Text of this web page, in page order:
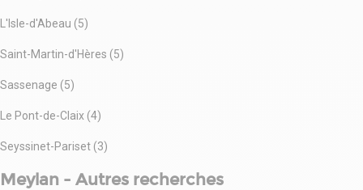
L'Isle-d'Abeau (5)
Saint-Martin-d'Hères (5)
Sassenage (5)
Le Pont-de-Claix (4)
Seyssinet-Pariset (3)
Meylan - Autres recherches